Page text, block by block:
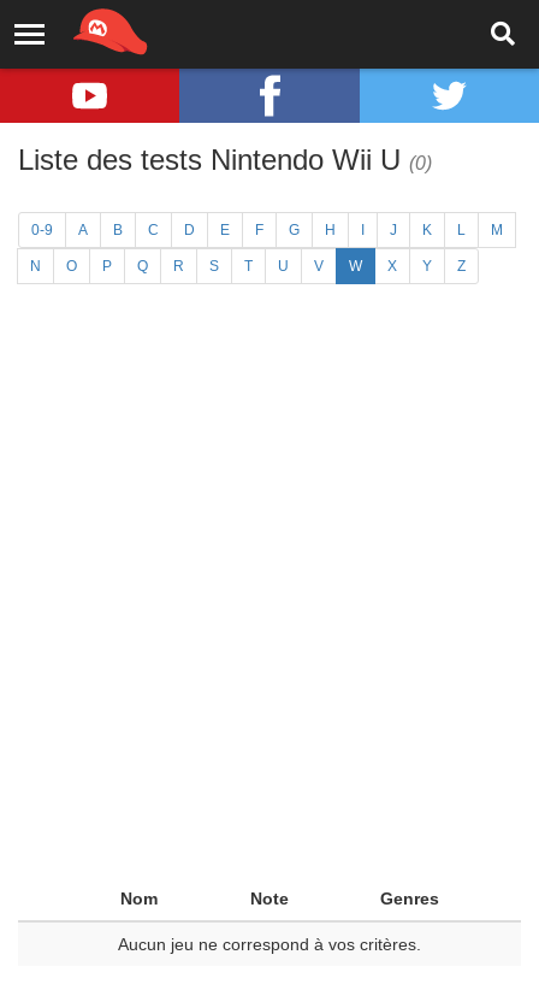
Liste des tests Nintendo Wii U (0)
0-9 A B C D E F G H J K L M
N O P Q R S T U V W X Y Z
Nom Note Genres
Aucun jeu ne correspond à vos critères.